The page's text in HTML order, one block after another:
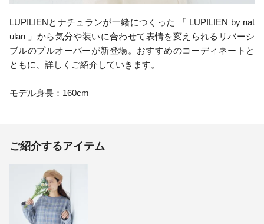
LUPILIENとナチュランが一緒につくった 「 LUPILIEN by nat
ulan 」から気分や装いに合わせて表情を変えられるリバーシ
ブルのプルオーバーが新登場。おすすめのコーディネートと
ともに、詳しくご紹介していきます。
モデル身長：160cm
ご紹介するアイテム